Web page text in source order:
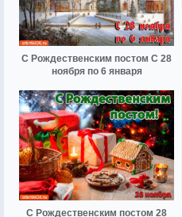
С Рождественским постом С 28
ноября по 6 января
С Рождественским постом 28